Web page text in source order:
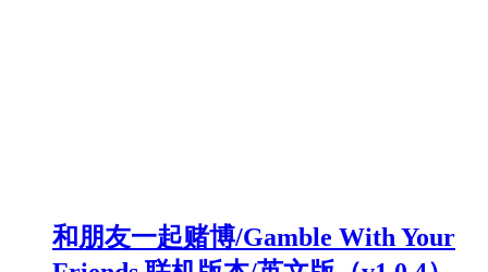
和朋友一起赌博/Gamble With Your